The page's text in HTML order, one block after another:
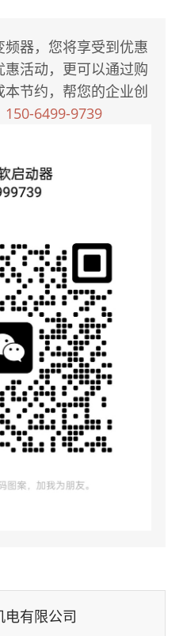
器，您将享受到优惠
活动，更可以通过购
节约，帮您的企业创
150-6499-9739
电有限公司